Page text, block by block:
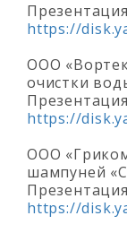
https://
ООО
очистки
https://
ООО
шампуней
https://